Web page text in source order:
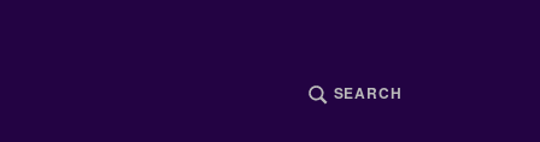
SEARCH